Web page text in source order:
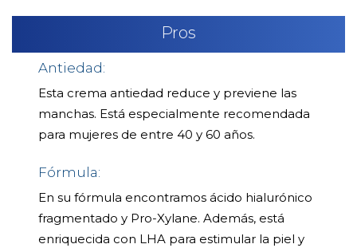
Pros
Antiedad:
Esta crema antiedad reduce y previene las
manchas. Está especialmente recomendada
para mujeres de entre 40 y 60 años.
Fórmula:
En su fórmula encontramos ácido hialurónico
fragmentado y Pro-Xylane. Además, está
enriquecida con LHA para estimular la piel y